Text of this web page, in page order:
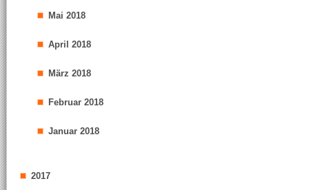
Mai 2018
April 2018
März 2018
Februar 2018
Januar 2018
2017